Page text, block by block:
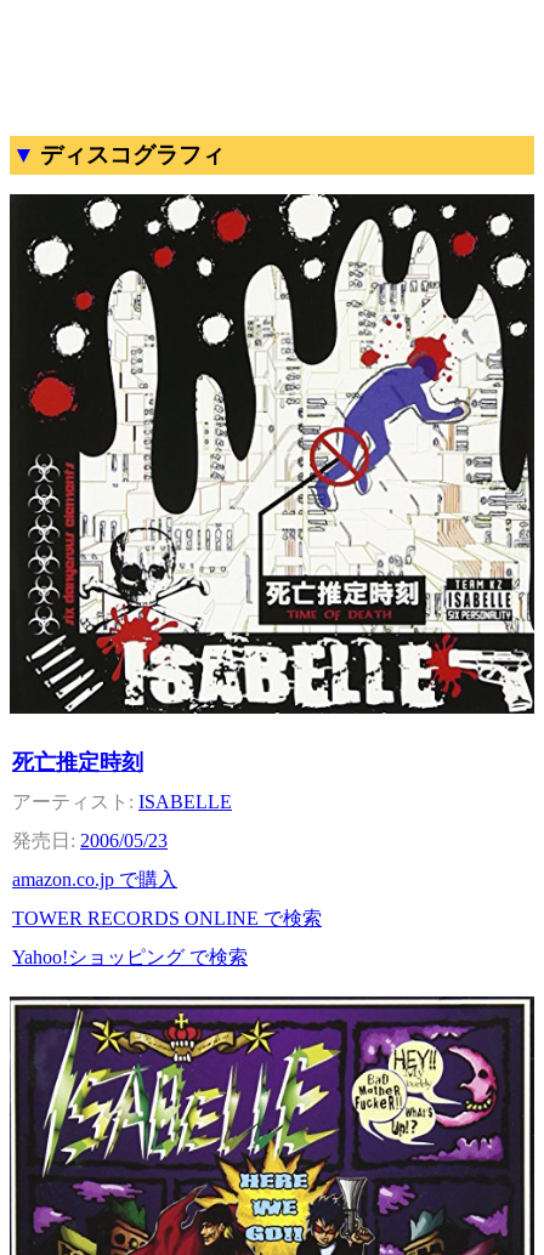
ディスコグラフィ
死亡推定時刻
ISABELLE
2006/05/23
amazon.co.jp で購入
TOWER RECORDS ONLINE で検索
Yahoo!ショッピング で検索